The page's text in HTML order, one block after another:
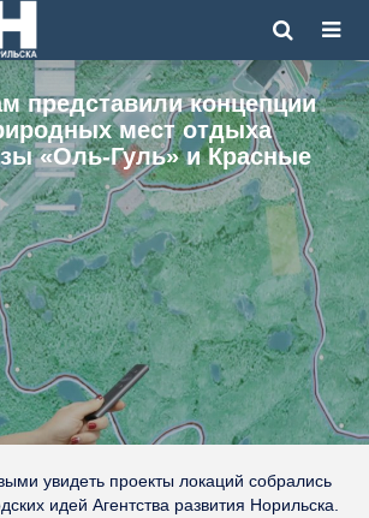
представили концепции
мест отдыха
«Оль-Гуль» и Красные
увидеть проекты локаций собрались
идей Агентства развития Норильска.